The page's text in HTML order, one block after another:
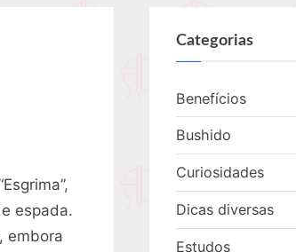
espada.
embora
Categorias
Benefícios
Bushido
Curiosidades
Dicas diversas
Estudos